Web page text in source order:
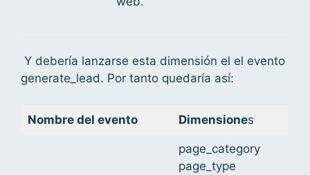
Y debería lanzarse esta dimensión el el evento
generate_lead. Por tanto quedaría así:
Nombre del evento Dimensiones
page_category
page_type